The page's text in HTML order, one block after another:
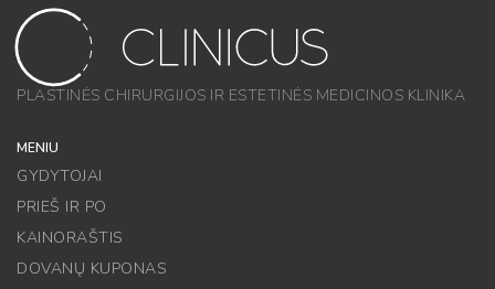
PLASTINĖS CHIRURGIJOS IR ESTETINĖS MEDICINOS KLINIKA
MENIU
GYDYTOJAI
PRIEŠ IR PO
KAINORAŠTIS
DOVANŲ KUPONAS